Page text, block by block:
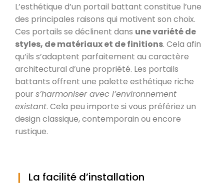
L’esthétique d’un portail battant constitue l’une
des principales raisons qui motivent son choix.
Ces portails se déclinent dans une variété de
styles, de matériaux et de finitions. Cela afin
qu’ils s’adaptent parfaitement au caractère
architectural d’une propriété. Les portails
battants offrent une palette esthétique riche
pour s’harmoniser avec l’environnement
existant. Cela peu importe si vous préfériez un
design classique, contemporain ou encore
rustique.
La facilité d’installation